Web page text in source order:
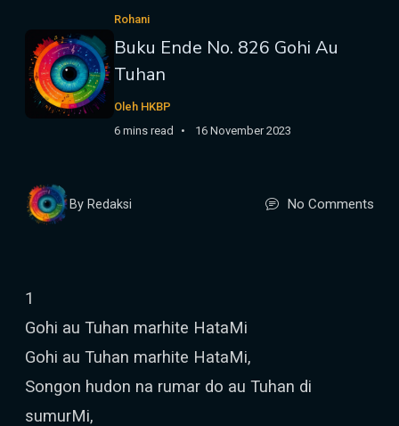
Rohani
Buku Ende No. 826 Gohi Au
Tuhan
Oleh HKBP
6 mins read
16 November 2023
By Redaksi No Comments
1
Gohi au Tuhan marhite HataMi
Gohi au Tuhan marhite HataMi,
Songon hudon na rumar do au Tuhan di
sumurMi,